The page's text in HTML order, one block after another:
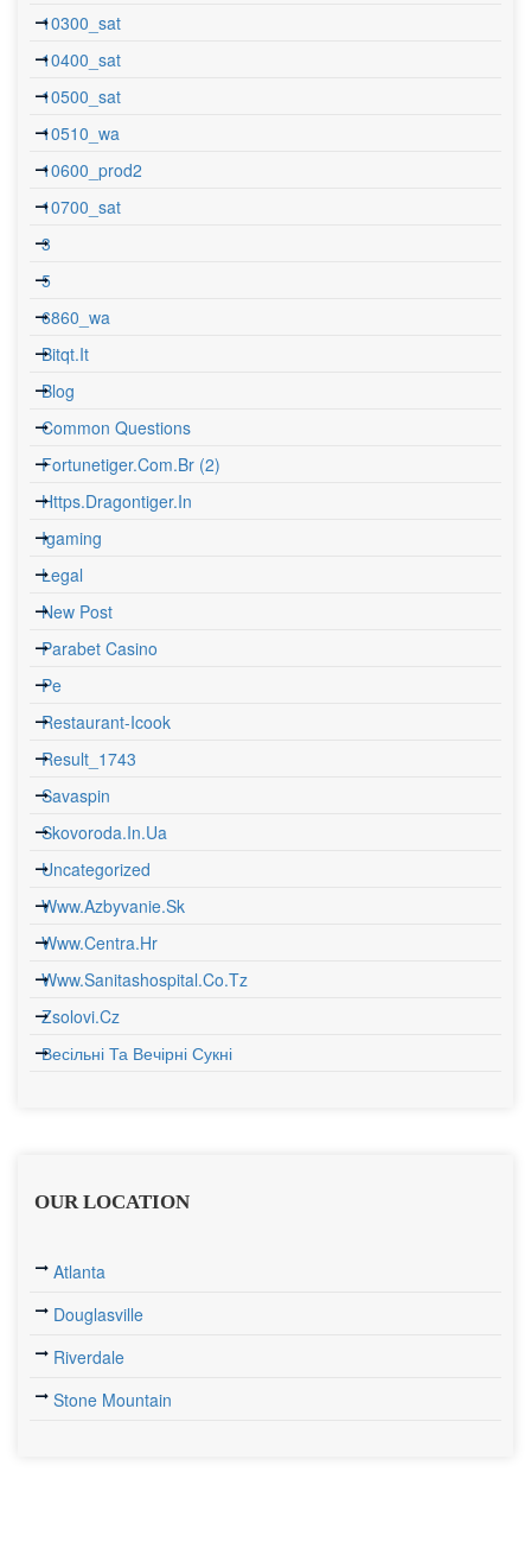
10300_sat
10400_sat
10500_sat
10510_wa
10600_prod2
10700_sat
3
5
6860_wa
Bitqt.it
Blog
Common Questions
Fortunetiger.com.br (2)
Https.dragontiger.in
Igaming
Legal
New Post
Parabet Casino
Pe
Restaurant-Icook
Result_1743
Savaspin
Skovoroda.in.ua
Uncategorized
Www.azbyvanie.sk
Www.centra.hr
Www.sanitashospital.co.tz
Zsolovi.cz
Весільні Та Вечірні Сукні
OUR LOCATION
Atlanta
Douglasville
Riverdale
Stone Mountain